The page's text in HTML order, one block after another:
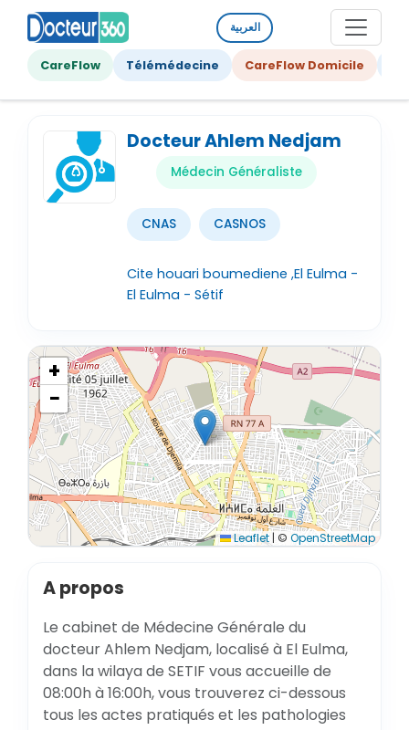
العربية
CareFlow Télémédecine CareFlow Domicile
Docteur Ahlem Nedjam
Médecin Généraliste
CNAS CASNOS
Cite houari boumediene ,El Eulma -
El Eulma - Sétif
+
−
Leaflet | © OpenStreetMap
A propos
Le cabinet de Médecine Générale du
docteur Ahlem Nedjam, localisé à El Eulma,
dans la wilaya de SETIF vous accueille de
08:00h à 16:00h, vous trouverez ci-dessous
tous les actes pratiqués et les pathologies